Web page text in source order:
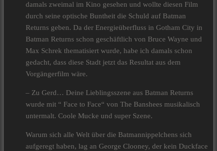
damals zweimal im Kino gesehen und wollte diesen Film
durch seine optische Buntheit die Schuld auf Batman
Returns geben. Da der Energieüberfluss in Gotham City in
Batman Returns schon geschäftlich von Bruce Wayne und
Max Schrek thematisiert wurde, habe ich damals schon
gedacht, dass diese Stadt jetzt das Resultat aus dem
Vorgängerfilm wäre.
– Zu Gerd… Deine Lieblingsszene aus Batman Returns
wurde mit “ Face to Face“ von The Banshees musikalisch
untermalt. Coole Mucke und super Szene.
Warum sich alle Welt über die Batmannippelchens sich
aufgeregt haben, lag an George Clooney, der kein Duckface